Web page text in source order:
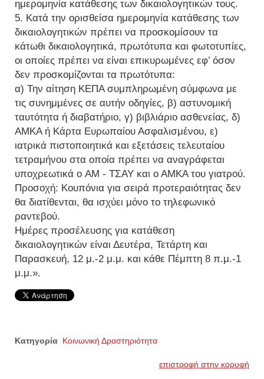
ημερομηνία κατάθεσης των δικαιολογητικών τους.
5. Κατά την ορισθείσα ημερομηνία κατάθεσης των
δικαιολογητικών πρέπει να προσκομίσουν τα
κάτωθι δικαιολογητικά, πρωτότυπα και φωτοτυπίες,
οι οποίες πρέπει να είναι επικυρωμένες εφ’ όσον
δεν προσκομίζονται τα πρωτότυπα:
α) Την αίτηση ΚΕΠΑ συμπληρωμένη σύμφωνα με
τις συνημμένες σε αυτήν οδηγίες, β) αστυνομική
ταυτότητα ή διαβατήριο, γ) βιβλιάριο ασθενείας, δ)
ΑΜΚΑ ή Κάρτα Ευρωπαίου Ασφαλισμένου, ε)
ιατρικά πιστοποιητικά και εξετάσεις τελευταίου
τετραμήνου στα οποία πρέπει να αναγράφεται
υποχρεωτικά ο AM - ΤΣΑΥ και ο ΑΜΚΑ του γιατρού.
Προσοχή: Κουπόνια για σειρά προτεραιότητας δεν
θα διατίθενται, θα ισχύει μόνο το τηλεφωνικό
ραντεβού.
Ημέρες προσέλευσης για κατάθεση
δικαιολογητικών είναι Δευτέρα, Τετάρτη και
Παρασκευή, 12 μ.-2 μ.μ. και κάθε Πέμπτη 8 π.μ.-1
μ.μ.».
Κατηγορία Κοινωνική Δραστηριότητα
επιστροφή στην κορυφή